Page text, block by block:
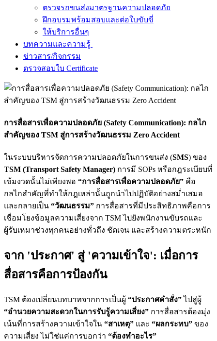
ตรวจรถขนส่งมาตรฐานความปลอดภัย
ฝึกอบรมพร้อมสอบและต่อใบขับขี่
ให้บริการอื่นๆ
บทความและความรู้
ข่าวสาร/กิจกรรม
ตรวจสอบใบ Certificate
การสื่อสารเพื่อความปลอดภัย (Safety Communication): กลไก
สำคัญของ TSM สู่การสร้างวัฒนธรรม Zero Accident
ในระบบบริหารจัดการความปลอดภัยในการขนส่ง (SMS) ของ
TSM (Transport Safety Manager) การมี SOPs หรือกฎระเบียบที่
เข้มงวดนั้นไม่เพียงพอ “การสื่อสารเพื่อความปลอดภัย” คือ
กลไกสำคัญที่ทำให้กฎเหล่านั้นถูกนำไปปฏิบัติอย่างสม่ำเสมอ
และกลายเป็น “วัฒนธรรม” การสื่อสารที่มีประสิทธิภาพคือการ
เชื่อมโยงข้อมูลความเสี่ยงจาก TSM ไปยังพนักงานขับรถและ
ผู้รับเหมาช่วงทุกคนอย่างทั่วถึง ชัดเจน และสร้างความตระหนัก
จาก 'ประกาศ' สู่ 'ความเข้าใจ': เมื่อการ
สื่อสารคือการป้องกัน
TSM ต้องเปลี่ยนบทบาทจากการเป็นผู้ “ประกาศคำสั่ง”ไปสู่ผู้
“อำนวยความสะดวกในการรับรู้ความเสี่ยง” การสื่อสารต้องมุ่ง
เน้นที่การสร้างความเข้าใจใน “สาเหตุ” และ “ผลกระทบ” ของ
ความเสี่ยง ไม่ใช่แค่การบอกว่า “ต้องทำอะไร”